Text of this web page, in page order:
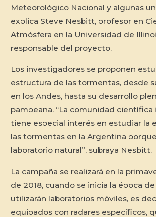
Meteorológico Nacional y algunas
explica Steve Nesbitt, profesor en
Atmósfera en la Universidad de
responsable del proyecto.
Los investigadores se proponen
estructura de las tormentas, desde
en los Andes, hasta su desarrollo
pampeana. “La comunidad científica
tiene especial interés en estudiar la
las tormentas en la Argentina
laboratorio natural”, subraya Nesbitt.
La campaña se realizará en la
de 2018, cuando se inicia la época de
utilizarán laboratorios móviles, es
equipados con radares específicos,